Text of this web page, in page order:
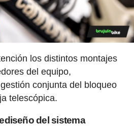
los distintos montajes
del equipo,
conjunta del bloqueo
telescópica.
del sistema